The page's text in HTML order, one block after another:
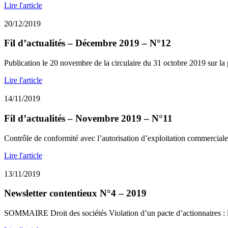
Lire l'article
20/12/2019
Fil d’actualités – Décembre 2019 – N°12
Publication le 20 novembre de la circulaire du 31 octobre 2019 sur la
Lire l'article
14/11/2019
Fil d’actualités – Novembre 2019 – N°11
Contrôle de conformité avec l’autorisation d’exploitation
Lire l'article
13/11/2019
Newsletter contentieux N°4 – 2019
SOMMAIRE Droit des sociétés Violation d’un pacte d’actionnaires :